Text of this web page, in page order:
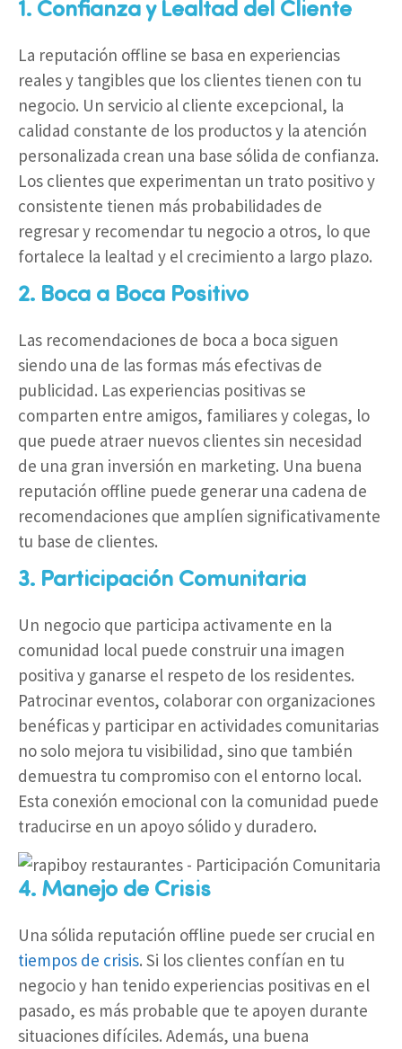
1. Confianza y Lealtad del Cliente
La reputación offline se basa en experiencias
reales y tangibles que los clientes tienen con tu
negocio. Un servicio al cliente excepcional, la
calidad constante de los productos y la atención
personalizada crean una base sólida de confianza.
Los clientes que experimentan un trato positivo y
consistente tienen más probabilidades de
regresar y recomendar tu negocio a otros, lo que
fortalece la lealtad y el crecimiento a largo plazo.
2. Boca a Boca Positivo
Las recomendaciones de boca a boca siguen
siendo una de las formas más efectivas de
publicidad. Las experiencias positivas se
comparten entre amigos, familiares y colegas, lo
que puede atraer nuevos clientes sin necesidad
de una gran inversión en marketing. Una buena
reputación offline puede generar una cadena de
recomendaciones que amplíen significativamente
tu base de clientes.
3. Participación Comunitaria
Un negocio que participa activamente en la
comunidad local puede construir una imagen
positiva y ganarse el respeto de los residentes.
Patrocinar eventos, colaborar con organizaciones
benéficas y participar en actividades comunitarias
no solo mejora tu visibilidad, sino que también
demuestra tu compromiso con el entorno local.
Esta conexión emocional con la comunidad puede
traducirse en un apoyo sólido y duradero.
4. Manejo de Crisis
Una sólida reputación offline puede ser crucial en
tiempos de crisis. Si los clientes confían en tu
negocio y han tenido experiencias positivas en el
pasado, es más probable que te apoyen durante
situaciones difíciles. Además, una buena